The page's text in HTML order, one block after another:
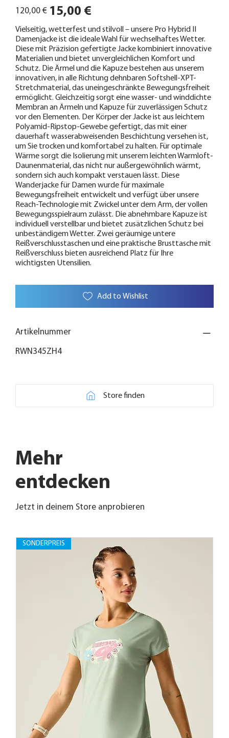
Ursprünglicher
Preis
120,00 € Angebotspreis
15,00 €
Vielseitig, wetterfest und stilvoll – unsere Pro Hybrid II
Damenjacke ist die ideale Wahl für wechselhaftes Wetter.
Diese mit Präzision gefertigte Jacke kombiniert innovative
Materialien und bietet unvergleichlichen Komfort und
Schutz. Die Ärmel und die Kapuze bestehen aus unserem
innovativen, in alle Richtung dehnbaren Softshell-XPT-
Stretchmaterial, das uneingeschränkte Bewegungsfreiheit
ermöglicht. Gleichzeitig sorgt eine wasser- und winddichte
Membran an Ärmeln und Kapuze für zuverlässigen Schutz
vor den Elementen. Der Körper der Jacke ist aus leichtem
Polyamid-Ripstop-Gewebe gefertigt, das mit einer
dauerhaft wasserabweisenden Beschichtung versehen ist,
um Sie trocken und komfortabel zu halten. Für optimale
Wärme sorgt die Isolierung mit unserem leichten Warmloft-
Daunenmaterial, das nicht nur außergewöhnlich wärmt,
sondern sich auch kompakt verstauen lässt. Diese
Wanderjacke für Damen wurde für maximale
Bewegungsfreiheit entwickelt und verfügt über unsere
Reach-Technologie mit Zwickel unter dem Arm, der vollen
Bewegungsspielraum zulässt. Die abnehmbare Kapuze ist
individuell verstellbar und bietet zusätzlichen Schutz bei
unbeständigem Wetter. Zwei geräumige untere
Reißverschlusstaschen und eine praktische Brusttasche mit
Reißverschluss bieten ausreichend Platz für Ihre
wichtigsten Utensilien.
Add to Wishlist
Artikelnummer
RWN345ZH4
Store finden
SONDERPREIS
entdecken
Mehr
Jetzt in deinem Store anprobieren